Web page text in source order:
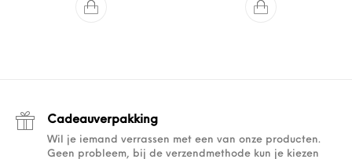
Cadeauverpakking
Wil je iemand verrassen met een van onze producten.
Geen probleem, bij de verzendmethode kun je kiezen